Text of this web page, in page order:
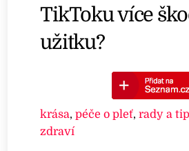
TikToku více
užitku?
krása,péče o pleť,rady a
zdraví